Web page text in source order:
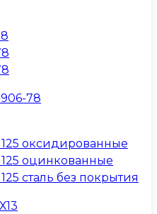
78
оксидированные
оцинкованные
сталь без покрытия